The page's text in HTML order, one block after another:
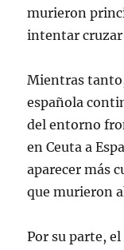
murieron
intentar cruzar
Mientras
española
del entorno
en Ceuta a
aparecer más
que murieron
Por su parte,